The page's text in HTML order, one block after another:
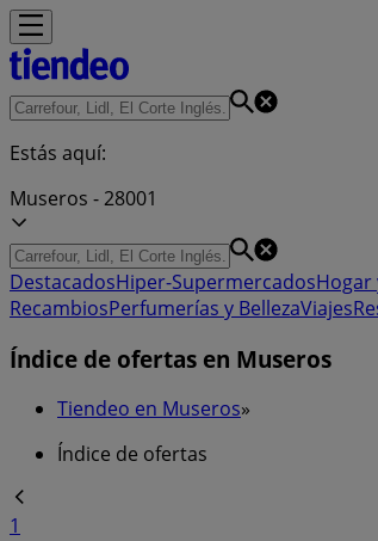
Estás aquí:
Museros - 28001
DestacadosHiper-SupermercadosHogar
RecambiosPerfumerías y BellezaViajes
Índice de ofertas en Museros
Tiendeo en Museros»
Índice de ofertas
1